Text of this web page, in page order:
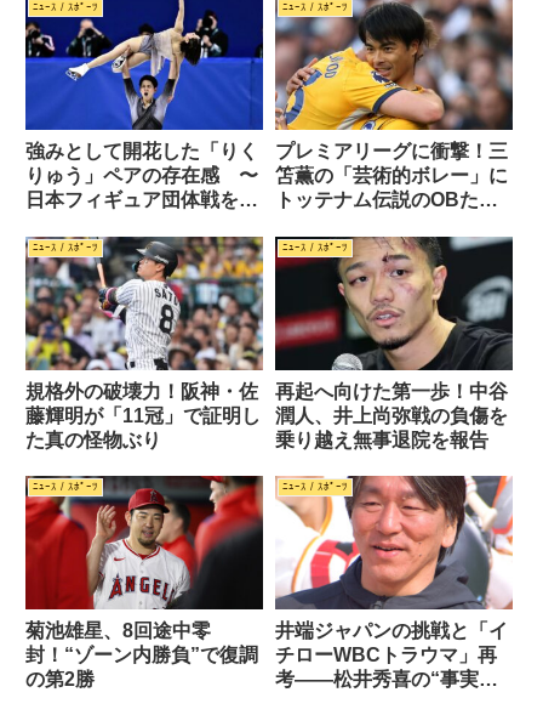
ﾆｭｰｽ / ｽﾎﾟｰﾂ
強みとして開花した「りく
りゅう」ペアの存在感 〜
日本フィギュア団体戦を振
ﾆｭｰｽ / ｽﾎﾟｰﾂ
プレミアリーグに衝撃！三
笘薫の「芸術的ボレー」に
トッテナム伝説のOBたち
ﾆｭｰｽ / ｽﾎﾟｰﾂ
規格外の破壊力！阪神・佐
藤輝明が「11冠」で証明し
た真の怪物ぶり
ﾆｭｰｽ / ｽﾎﾟｰﾂ
再起へ向けた第一歩！中谷
潤人、井上尚弥戦の負傷を
乗り越え無事退院を報告
ﾆｭｰｽ / ｽﾎﾟｰﾂ
菊池雄星、8回途中零
封！“ゾーン内勝負”で復調
の第2勝
ﾆｭｰｽ / ｽﾎﾟｰﾂ
井端ジャパンの挑戦と「イ
チローWBCトラウマ」再
考――松井秀喜の“事実上